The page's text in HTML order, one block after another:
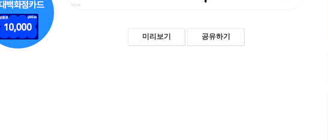
미리보기 공유하기